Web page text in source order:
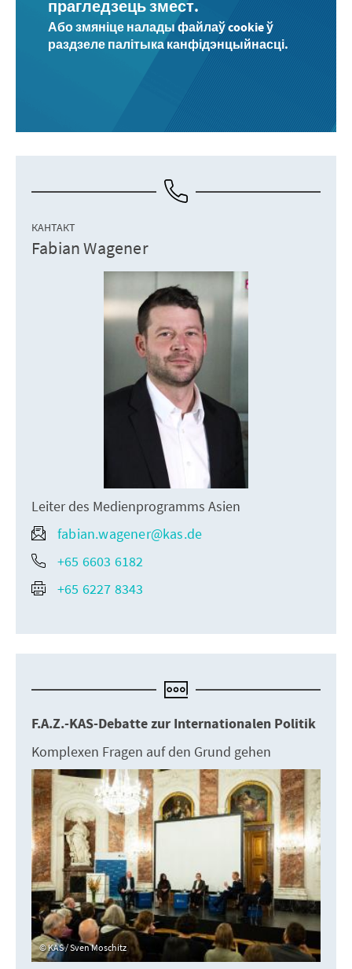
прагледзець змест.
Або змяніце налады файлаў cookie ў
раздзеле палітыка канфідэнцыйнасці.
КАНТАКТ
Fabian Wagener
Leiter des Medienprogramms Asien
fabian.wagener@kas.de
+65 6603 6182
+65 6227 8343
F.A.Z.-KAS-Debatte zur Internationalen Politik
Komplexen Fragen auf den Grund gehen
KAS / Sven Moschitz